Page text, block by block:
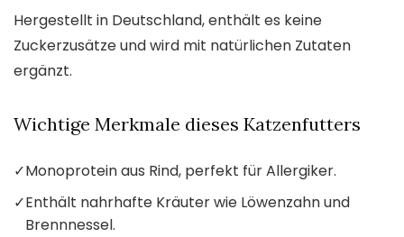
Hergestellt in Deutschland, enthält es keine
Zuckerzusätze und wird mit natürlichen Zutaten
ergänzt.
Wichtige Merkmale dieses Katzenfutters
✓Monoprotein aus Rind, perfekt für Allergiker.
✓Enthält nahrhafte Kräuter wie Löwenzahn und
Brennnessel.